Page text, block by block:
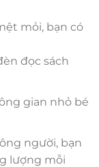
mỏi, bạn có
đọc sách
gian nhỏ bé
người, bạn
lượng mỗi